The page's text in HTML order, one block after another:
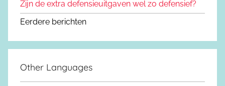
Zijn de extra defensieuitgaven wel zo defensief?
Eerdere berichten
Other Languages